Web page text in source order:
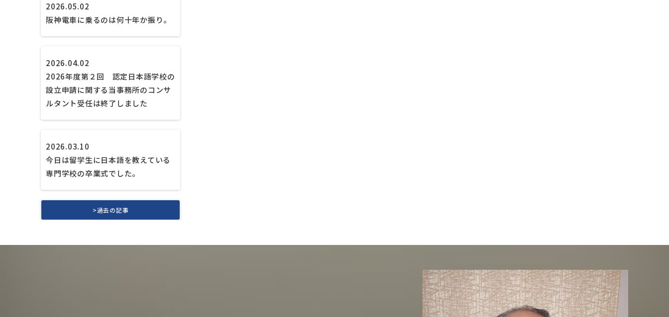
2026.05.02
阪神電車に乗るのは何十年か振り。
2026.04.02
2026年度第２回 認定日本語学校の
設立申請に関する当事務所のコンサ
ルタント受任は終了しました
2026.03.10
今日は留学生に日本語を教えている
専門学校の卒業式でした。
>過去の記事